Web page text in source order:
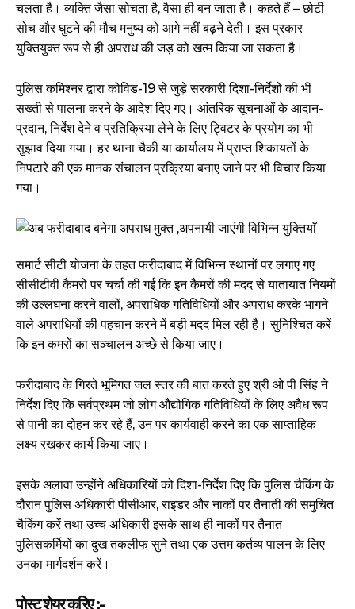
चलता है। व्यक्ति जैसा सोचता है, वैसा ही बन जाता है। कहते हैं – छोटी
सोच और घुटने की मौच मनुष्य को आगे नहीं बढ़ने देती। इस प्रकार
युक्तियुक्त रूप से ही अपराध की जड़ को खत्म किया जा सकता है।
पुलिस कमिश्नर द्वारा कोविड-19 से जुड़े सरकारी दिशा-निर्देशों की भी
सख्ती से पालना करने के आदेश दिए गए। आंतरिक सूचनाओं के आदान-
प्रदान, निर्देश देने व प्रतिक्रिया लेने के लिए ट्विटर के प्रयोग का भी
सुझाव दिया गया। हर थाना चैकी या कार्यालय में प्राप्त शिकायतों के
निपटारे की एक मानक संचालन प्रक्रिया बनाए जाने पर भी विचार किया
गया।
समार्ट सीटी योजना के तहत फरीदाबाद में विभिन्न स्थानों पर लगाए गए
सीसीटीवी कैमरों पर चर्चा की गई कि इन कैमरों की मदद से यातायात नियमों
की उल्लंघना करने वालों, अपराधिक गतिविधियों और अपराध करके भागने
वाले अपराधियों की पहचान करने में बड़ी मदद मिल रही है। सुनिश्चित करें
कि इन कमरों का सञ्चालन अच्छे से किया जाए।
फरीदाबाद के गिरते भूमिगत जल स्तर की बात करते हुए श्री ओ पी सिंह ने
निर्देश दिए कि सर्वप्रथम जो लोग औद्योगिक गतिविधियों के लिए अवैध रूप
से पानी का दोहन कर रहे हैं, उन पर कार्यवाही करने का एक साप्ताहिक
लक्ष्य रखकर कार्य किया जाए।
इसके अलावा उन्होंने अधिकारियों को दिशा-निर्देश दिए कि पुलिस चैकिंग के
दौरान पुलिस अधिकारी पीसीआर, राइडर और नाकों पर तैनाती की समुचित
चैकिंग करें तथा उच्च अधिकारी इसके साथ ही नाकों पर तैनात
पुलिसकर्मियों का दुख तकलीफ सुने तथा एक उत्तम कर्तव्य पालन के लिए
उनका मार्गदर्शन करें।
पोस्ट शेयर करिए :-